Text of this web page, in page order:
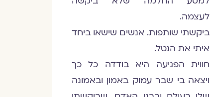
לעצמה.
ביקשתי שותפות. אנשים שישאו ביחד
איתי את הנטל.
חווית הפגיעה היא בודדה כל כך
ויצאה בי שבר עמוק באמון ובאמונה